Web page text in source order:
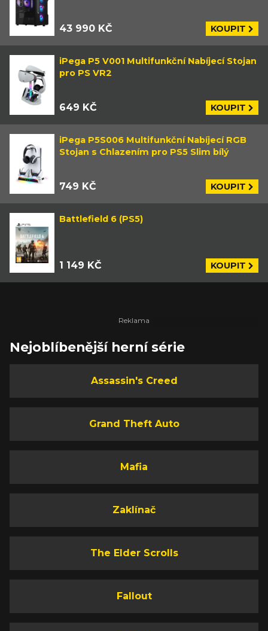
43 990 KČ KOUPIT
iPega P5 V001 Multifunkční Nabíjecí Stojan
pro PS VR2
649 KČ KOUPIT
iPega P5S006 Multifunkční Nabíjecí RGB
Stojan s Chlazením pro PS5 Slim bílý
749 KČ KOUPIT
Battlefield 6 (PS5)
1 149 KČ KOUPIT
Nejoblíbenější herní série
Assassin's Creed
Grand Theft Auto
Mafia
Zaklínač
The Elder Scrolls
Fallout